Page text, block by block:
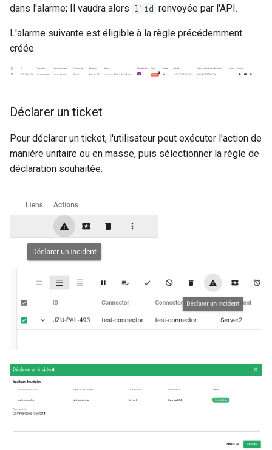
dans l'alarme; Il vaudra alors l'id renvoyée par l'API.
L'alarme suivante est éligible à la règle précédemment
créée.
Déclarer un ticket
Pour déclarer un ticket, l'utilisateur peut exécuter l'action de
manière unitaire ou en masse, puis sélectionner la règle de
déclaration souhaitée.